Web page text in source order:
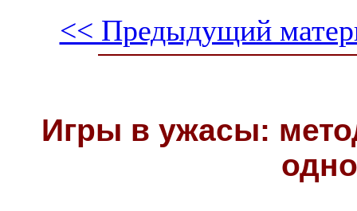
<< Предыдущий
Игры в ужасы: